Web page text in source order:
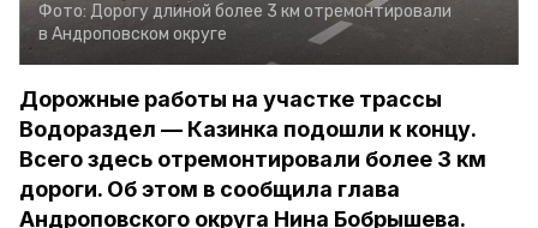
Фото: Дорогу длиной более 3 км отремонтировали
в Андроповском округе
Дорожные работы на участке трассы
Водораздел — Казинка подошли к концу.
Всего здесь отремонтировали более 3 км
дороги. Об этом в сообщила глава
Андроповского округа Нина Бобрышева.